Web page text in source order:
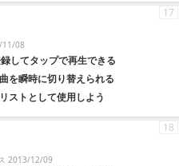
11/08
してタップで再生できる
を瞬時に切り替えられる
ストとして使用しよう
17
2013/12/09
18